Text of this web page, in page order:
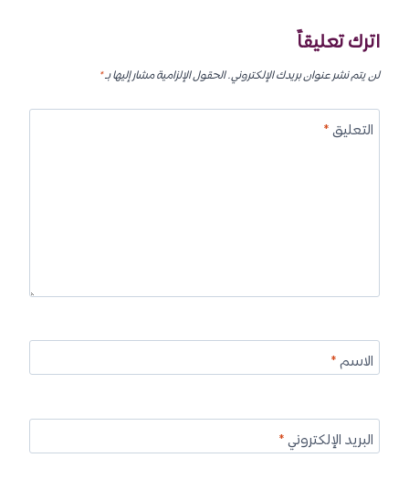
اترك تعليقاً
لن يتم نشر عنوان بريدك الإلكتروني.الحقول الإلزامية مشار إليها بـ*
التعليق*
الاسم*
البريد الإلكتروني*